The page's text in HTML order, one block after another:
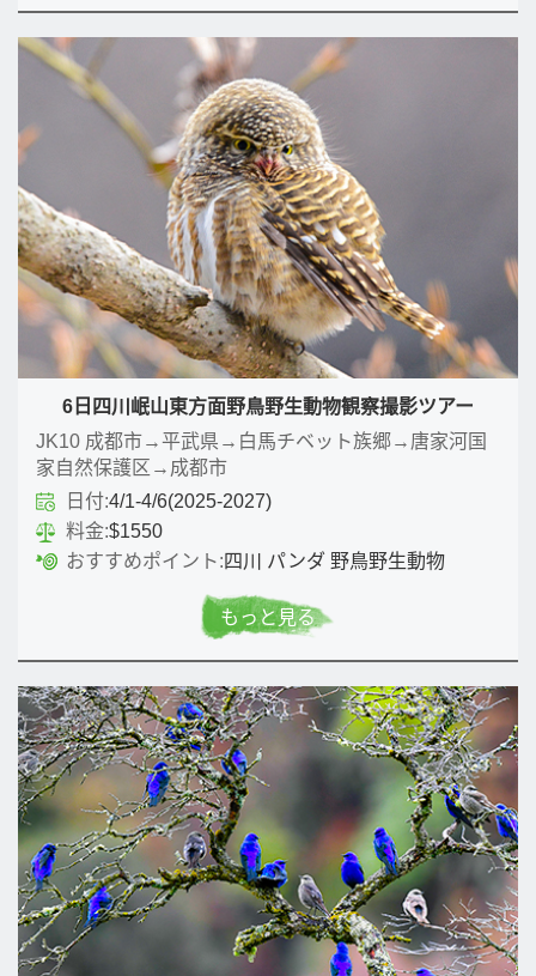
6日四川岷山東方面野鳥野生動物観察撮影ツアー
JK10 成都市→平武県→白馬チベット族郷→唐家河国
家自然保護区→成都市
日付:4/1-4/6(2025-2027)
料金:$1550
おすすめポイント:四川 パンダ 野鳥野生動物
もっと見る